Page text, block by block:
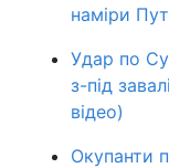
наміри
Удар по
з-під
відео)
Окупанти